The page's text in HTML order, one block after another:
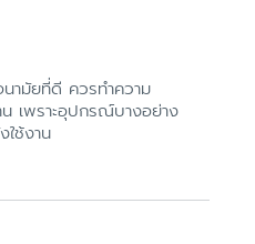
ามัยที่ดี ควรทำความ
เพราะอุปกรณ์บางอย่าง
ใช้งาน